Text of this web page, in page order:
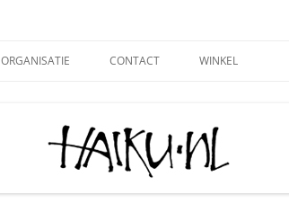
ORGANISATIE
HAIKU STICHTING NEDERLAND
MONOKU HAIKUWEDSTRIJD: PAUL
MERCKEN AANMOEDIGINGSPRIJS
CONTACT
LEDENADMINISTRATIE
LIDMAATSCHAP
WINKEL
MIJN ACCOUNT
CONTRIBUTIE HKN